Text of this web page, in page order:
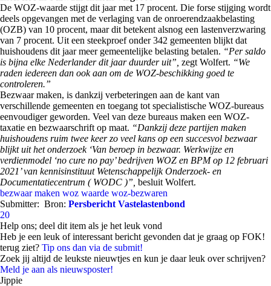
De WOZ-waarde stijgt dit jaar met 17 procent. Die forse stijging wordt
deels opgevangen met de verlaging van de onroerendzaakbelasting
(OZB) van 10 procent, maar dit betekent alsnog een lastenverzwaring
van 7 procent. Uit een steekproef onder 342 gemeenten blijkt dat
huishoudens dit jaar meer gemeentelijke belasting betalen. “Per saldo
is bijna elke Nederlander dit jaar duurder uit”, zegt Wolfert. “We
raden iedereen dan ook aan om de WOZ-beschikking goed te
controleren.”
Bezwaar maken, is dankzij verbeteringen aan de kant van
verschillende gemeenten en toegang tot specialistische WOZ-bureaus
eenvoudiger geworden. Veel van deze bureaus maken een WOZ-
taxatie en bezwaarschrift op maat. “Dankzij deze partijen maken
huishoudens ruim twee keer zo veel kans op een succesvol bezwaar
blijkt uit het onderzoek ‘Van beroep in bezwaar. Werkwijze en
verdienmodel ‘no cure no pay’ bedrijven WOZ en BPM op 12 februari
2021’ van kennisinstituut Wetenschappelijk Onderzoek- en
Documentatiecentrum ( WODC )”, besluit Wolfert.
bezwaar maken woz waarde woz-bezwaren
Submitter: Bron: Persbericht Vastelastenbond
20
Help ons; deel dit item als je het leuk vond
Heb je een leuk of interessant bericht gevonden dat je graag op FOK!
terug ziet? Tip ons dan via de submit!
Zoek jij altijd de leukste nieuwtjes en kun je daar leuk over schrijven?
Meld je aan als nieuwsposter!
Jippie